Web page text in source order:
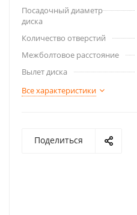
Посадочный диаметр
диска
Количество отверстий
Межболтовое расстояние
Вылет диска
Все характеристики
Поделиться